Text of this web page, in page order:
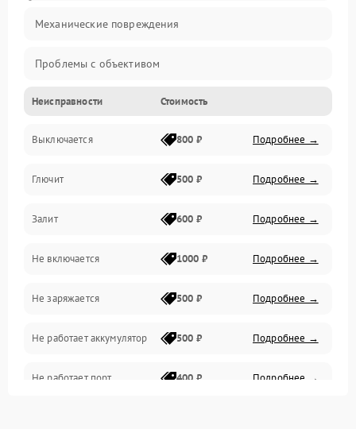
Механические повреждения
Проблемы с объективом
Электронные ошибки
Механические проблемы
Матрица и оптика
Питание и питание цепей
Проблемы с картами памяти
Объективы
Программные сбои
Коммуникации и интерфейсы
Неисправности Стоимость
Выключается 800 ₽ Подробнее →
Глючит 500 ₽ Подробнее →
Залит 600 ₽ Подробнее →
Не включается 1000 ₽ Подробнее →
Не заряжается 500 ₽ Подробнее →
Не работает аккумулятор 500 ₽ Подробнее →
Не работает порт 400 ₽ Подробнее →